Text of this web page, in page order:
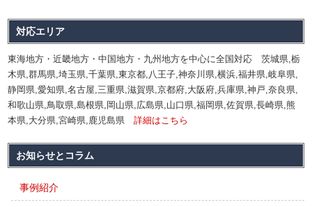
対応エリア
東海地方・近畿地方・中国地方・九州地方を中心に全国対応 茨城県,栃
木県,群馬県,埼玉県,千葉県,東京都,八王子,神奈川県,横浜,福井県,岐阜県,
静岡県,愛知県,名古屋,三重県,滋賀県,京都府,大阪府,兵庫県,神戸,奈良県,
和歌山県,鳥取県,島根県,岡山県,広島県,山口県,福岡県,佐賀県,長崎県,熊
本県,大分県,宮崎県,鹿児島県詳細はこちら
お知らせとコラム
事例紹介